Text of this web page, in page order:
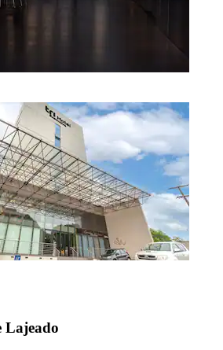
Lajeado